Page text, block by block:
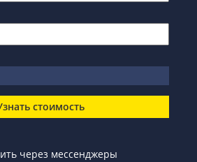
стоимость
через мессенджеры